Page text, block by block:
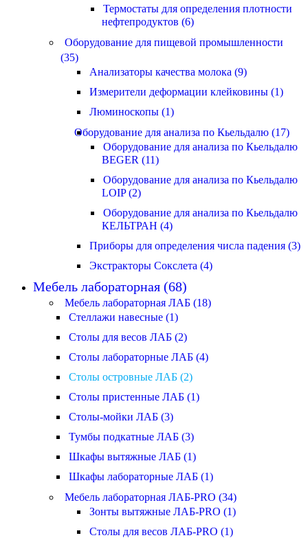
Термостаты для определения плотности
нефтепродуктов (6)
Оборудование для пищевой промышленности
(35)
Анализаторы качества молока (9)
Измерители деформации клейковины (1)
Люминоскопы (1)
Оборудование для анализа по Кьельдалю (17)
Оборудование для анализа по Кьельдалю
BEGER (11)
Оборудование для анализа по Кьельдалю
LOIP (2)
Оборудование для анализа по Кьельдалю
КЕЛЬТРАН (4)
Приборы для определения числа падения (3)
Экстракторы Сокслета (4)
Мебель лабораторная (68)
Мебель лабораторная ЛАБ (18)
Стеллажи навесные (1)
Столы для весов ЛАБ (2)
Столы лабораторные ЛАБ (4)
Столы островные ЛАБ (2)
Столы пристенные ЛАБ (1)
Столы-мойки ЛАБ (3)
Тумбы подкатные ЛАБ (3)
Шкафы вытяжные ЛАБ (1)
Шкафы лабораторные ЛАБ (1)
Мебель лабораторная ЛАБ-PRO (34)
Зонты вытяжные ЛАБ-PRO (1)
Столы для весов ЛАБ-PRO (1)